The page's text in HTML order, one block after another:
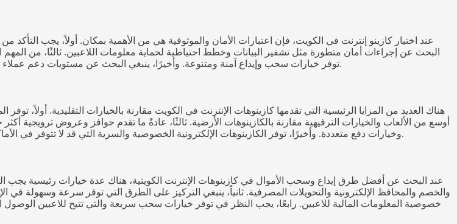
عند اختيار كازينو إنترنت في الكويت، فإن اعتبارات الأمان والموثوقية هي من الأهمية بمكان. أولاً، يجب
البحث عن إجراءات أمان متطورة مثل تشفير البيانات وخطط احتياطية لحماية معلومات اللاعبين. ثالثًا، من
توفر خيارات سحب وإيداع آمنة ومتنوعة. وأخيرًا، ينبغي البحث عن مستويات دعم عملاء موثوقة وسريعة الاستجابة. باتباع هذه الاعتبارات، يمكن اختيار كازينو إنترنت موثوق في الكويت.
هناك العديد من المزايا الرئيسية التي تقدمها كازينوهات الإنترنت في الكويت مقارنة بالخيارات التقليدية. أولاً،
أوسع من الألعاب والخيارات الترفيهية مقارنة بالكازينوهات الأرضية. ثالثًا، عادةً ما تقدم حوافز وعروض ترويجية
وخيارات دفع متعددة. وأخيرًا، توفر الكازينوهات الإلكترونية الخصوصية والسرية التي قد لا تتوفر في الأماكن التقليدية. هذه المزايا المتعددة تجعل من كازينوهات الإنترنت في الكويت خيارًا جذابًا للاعبين.
عند البحث عن أفضل طرق إيداع وسحب الأموال في كازينوهات الإنترنت الكويتية، هناك عدة خيارات رئيسية يجب
والخصم والمحافظ الإلكترونية والتحويلات المصرفية. ثانياً، ينبغي التركيز على الطرق التي توفر سرعة وسهولة
خصوصية المعلومات المالية للاعبين. رابعًا، يجب النظر في توفر خيارات سحب سريعة والتي تتيح للاعبين الوصول